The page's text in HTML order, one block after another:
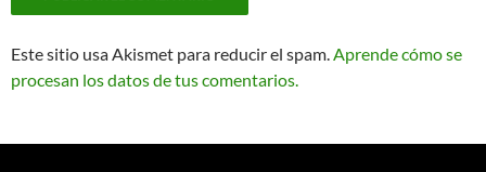
Este sitio usa Akismet para reducir el spam.Aprende cómo se
procesan los datos de tus comentarios.